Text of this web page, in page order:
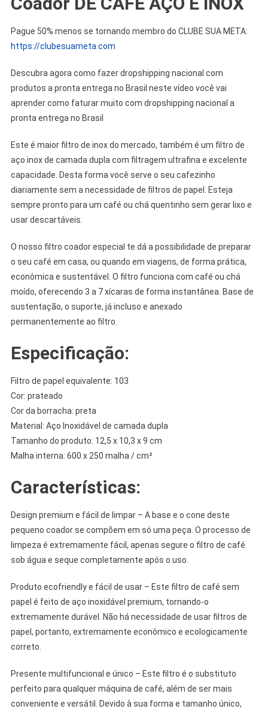
Pague 50% menos se tornando membro do CLUBE SUA META:
https://clubesuameta.com
Descubra agora como fazer dropshipping nacional com
produtos a pronta entrega no Brasil neste vídeo você vai
aprender como faturar muito com dropshipping nacional a
pronta entrega no Brasil
Este é maior filtro de inox do mercado, também é um filtro de
aço inox de camada dupla com filtragem ultrafina e excelente
capacidade. Desta forma você serve o seu cafezinho
diariamente sem a necessidade de filtros de papel. Esteja
sempre pronto para um café ou chá quentinho sem gerar lixo e
usar descartáveis.
O nosso filtro coador especial te dá a possibilidade de preparar
o seu café em casa, ou quando em viagens, de forma prática,
econômica e sustentável. O filtro funciona com café ou chá
moído, oferecendo 3 a 7 xícaras de forma instantânea. Base de
sustentação, o suporte, já incluso e anexado
permanentemente ao filtro.
Especificação:
Filtro de papel equivalente: 103
Cor: prateado
Cor da borracha: preta
Material: Aço Inoxidável de camada dupla
Tamanho do produto: 12,5 x 10,3 x 9 cm
Malha interna: 600 x 250 malha / cm²
Características:
Design premium e fácil de limpar – A base e o cone deste
pequeno coador se compõem em só uma peça. O processo de
limpeza é extremamente fácil, apenas segure o filtro de café
sob água e seque completamente após o uso.
Produto ecofriendly e fácil de usar – Este filtro de café sem
papel é feito de aço inoxidável premium, tornando-o
extremamente durável. Não há necessidade de usar filtros de
papel, portanto, extremamente econômico e ecologicamente
correto.
Presente multifuncional e único – Este filtro é o substituto
perfeito para qualquer máquina de café, além de ser mais
conveniente e versátil. Devido à sua forma e tamanho único,